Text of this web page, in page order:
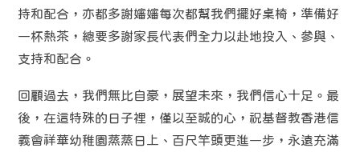
持和配合，亦都多謝嬸嬸每次都幫我們擺好桌椅，準備好
一杯熱茶，總要多謝家長代表們全力以赴地投入、參與、
支持和配合。
回顧過去，我們無比自豪，展望未來，我們信心十足。最
後，在這特殊的日子裡，僅以至誠的心，祝基督教香港信
義會祥華幼稚園蒸蒸日上、百尺竿頭更進一步，永遠充滿